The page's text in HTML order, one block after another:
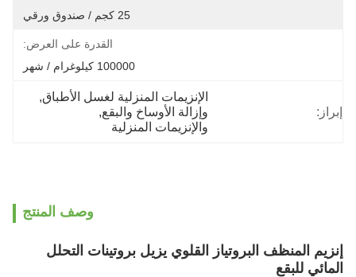
25 كجم / صندوق ورقي
القدرة على العرض:
100000 كيلوغرام / شهر
إبراز:
الإنزيمات المنزلية لغسل الأطباق,
وإزالة الأوساخ والبقع,
والإنزيمات المنزلية
وصف المنتج
إنزيم المنظف البروتياز القلوي يزيل بروتينات التحلل
المائي للبقع